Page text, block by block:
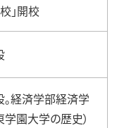
」開校
経済学部経済学
学園⼤学の歴史）